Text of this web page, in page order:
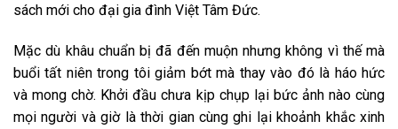
sách mới cho đại gia đình Việt Tâm Đức.
Mặc dù khâu chuẩn bị đã đến muộn nhưng không vì thế mà
buổi tất niên trong tôi giảm bớt mà thay vào đó là háo hức
và mong chờ. Khởi đầu chưa kịp chụp lại bức ảnh nào cùng
mọi người và giờ là thời gian cùng ghi lại khoảnh khắc xinh